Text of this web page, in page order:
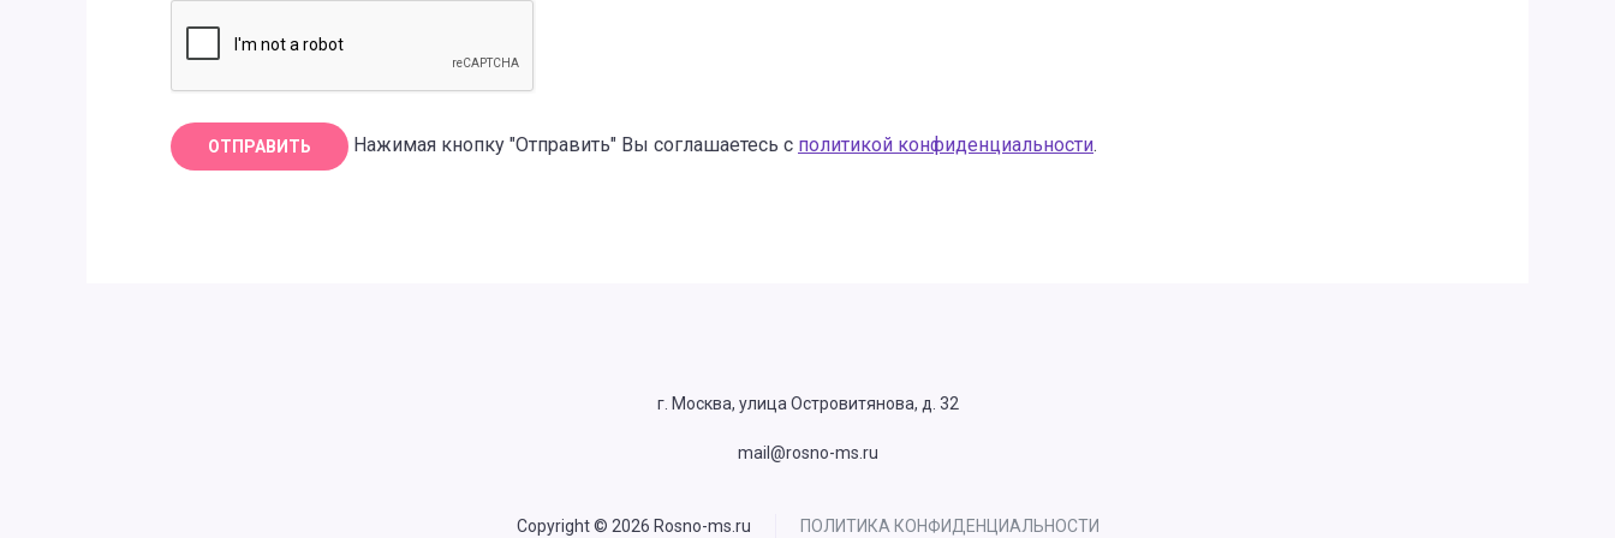
Нажимая кнопку "Отправить" Вы соглашаетесь с политикой конфиденциальности.
г. Москва, улица Островитянова, д. 32
mail@rosno-ms.ru
Copyright © 2026 Rosno-ms.ru ПОЛИТИКА КОНФИДЕНЦИАЛЬНОСТИ